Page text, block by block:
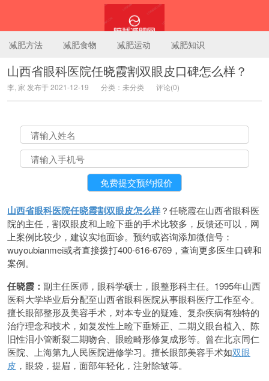
陪我减肥网
减肥方法 减肥食物 减肥运动 减肥知识
山西省眼科医院任晓霞割双眼皮口碑怎么样？
李, 家 发布于 2021-12-19 分类：未分类 评论(0)
山西省眼科医院任晓霞割双眼皮怎么样？任晓霞在山西省眼科医
院的主任，割双眼皮和上睑下垂的手术比较多，反馈还可以，网
上案例比较少，建议实地面诊。预约或咨询添加微信号：
wuyoubianmei或者直接拨打400-616-6769，查询更多医生口碑和
案例。
任晓霞： 副主任医师，眼科学硕士，眼整形科主任。1995年山西
医科大学毕业后分配至山西省眼科医院从事眼科医疗工作至今。
擅长眼部整形及美容手术，对本专业的疑难、复杂疾病有独特的
治疗理念和技术，如复发性上睑下垂矫正、二期义眼台植入、陈
旧性泪小管断裂二期吻合、眼睑畸形修复成形等。曾在北京同仁
医院、上海第九人民医院进修学习。擅长眼部美容手术如双眼
皮 ，眼袋，提眉，面部年轻化，注射除皱等。